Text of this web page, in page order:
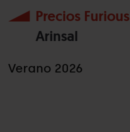
Precios Furious
Arinsal
Verano 2026